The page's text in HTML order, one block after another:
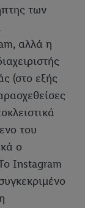
των
αλλά η
(στο εξής
του
ο
Instagram